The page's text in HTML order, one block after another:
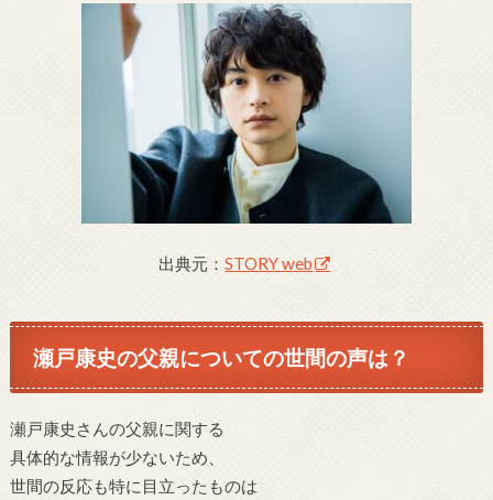
出典元：STORY web
瀬戸康史の父親についての世間の声は？
瀬戸康史さんの父親に関する
具体的な情報が少ないため、
世間の反応も特に目立ったものは